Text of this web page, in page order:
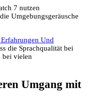
7 nutzen
Umgebungsgeräusche
Und
die Sprachqualität bei
bei vielen
Umgang mit